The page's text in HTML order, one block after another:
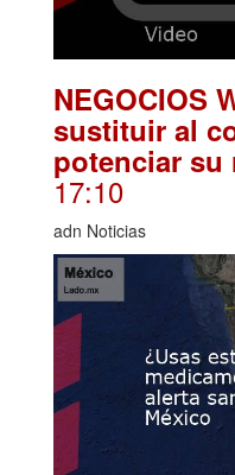
NEGOCIOS
sustituir al
potenciar su
17:10
adn Noticias